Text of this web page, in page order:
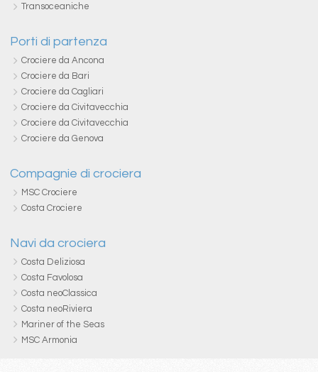
Transoceaniche
Porti di partenza
Crociere da Ancona
Crociere da Bari
Crociere da Cagliari
Crociere da Civitavecchia
Crociere da Civitavecchia
Crociere da Genova
Compagnie di crociera
MSC Crociere
Costa Crociere
Navi da crociera
Costa Deliziosa
Costa Favolosa
Costa neoClassica
Costa neoRiviera
Mariner of the Seas
MSC Armonia